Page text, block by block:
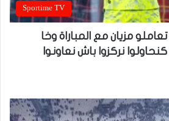
Sportime TV
مزيان مع المباراة وخا
نركزوا باش نعاونوا